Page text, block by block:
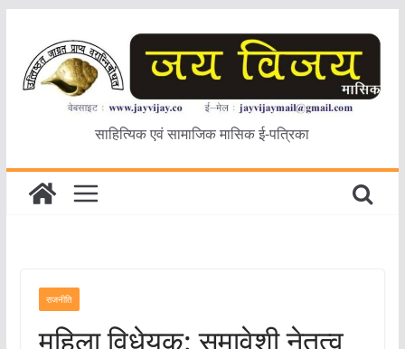
content
साहित्यिक एवं सामाजिक मासिक ई-पत्रिका
राजनीति
महिला विधेयक: समावेशी नेतृत्व